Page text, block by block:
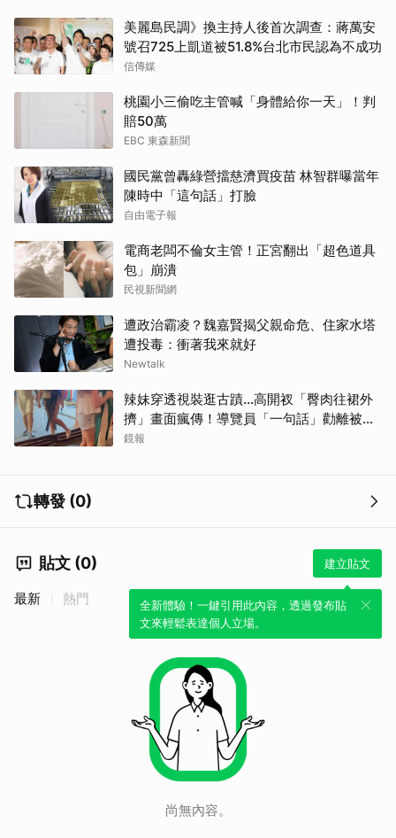
美麗島民調》換主持人後首次調查：蔣萬安
號召725上凱道被51.8%台北市民認為不成功
信傳媒
桃園小三偷吃主管喊「身體給你一天」！判
賠50萬
EBC 東森新聞
國民黨曾轟綠營擋慈濟買疫苗 林智群曝當年
陳時中「這句話」打臉
自由電子報
電商老闆不倫女主管！正宮翻出「超色道具
包」崩潰
民視新聞網
遭政治霸凌？魏嘉賢揭父親命危、住家水塔
遭投毒：衝著我來就好
Newtalk
辣妹穿透視裝逛古蹟…高開衩「臀肉往裙外
擠」畫面瘋傳！導覽員「一句話」勸離被狂
讚
鏡報
轉發 (0)
貼文 (0) 建立貼文
全新體驗！一鍵引用此內容，透過發布貼
文來輕鬆表達個人立場。
最新 熱門
尚無內容。
取消